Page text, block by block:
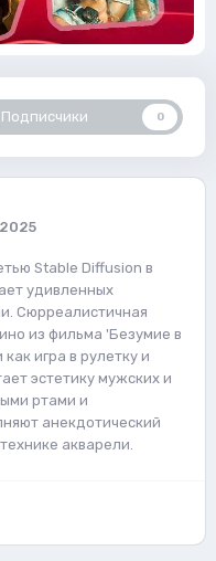
Подписчики 0
Stable Diffusion в
удивленных
Сюрреалистичная
из фильма 'Безумие в
игра в рулетку и
эстетику мужских и
ртами и
анекдотический
акварели.